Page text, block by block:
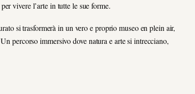
vivere l’arte in tutte le sue forme.
si trasformerà in un vero e proprio museo en plein air,
percorso immersivo dove natura e arte si intrecciano,